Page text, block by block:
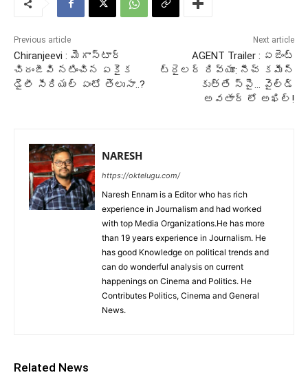
Previous article
Chiranjeevi : మెగాస్టార్
చిరంజీవి నటించిన ఏకైక
డైలీ సీరియల్ ఏంటో తెలుసా..?
Next article
AGENT Trailer : ఏజెంట్
ట్రైలర్ రివ్యూ: నీచ్ కమీన్
కుత్తే స్పై… వైల్డ్
అవతార్ లో అఖిల్!
NARESH
https://oktelugu.com/
Naresh Ennam is a Editor who has rich
experience in Journalism and had worked
with top Media Organizations.He has more
than 19 years experience in Journalism. He
has good Knowledge on political trends and
can do wonderful analysis on current
happenings on Cinema and Politics. He
Contributes Politics, Cinema and General
News.
Related News